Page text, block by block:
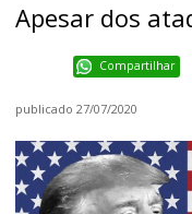
Apesar dos
Compartilhar
publicado 27/07/2020